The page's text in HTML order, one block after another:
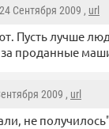
Сентября 2009 , url
Пусть лучше
проданные
2009 , url
не